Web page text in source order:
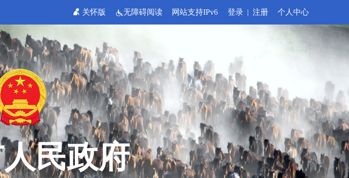
关怀版 无障碍阅读 网站支持IPv6 登录 | 注册 个人中心
民政府